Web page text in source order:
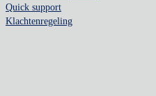
Quick support
Klachtenregeling